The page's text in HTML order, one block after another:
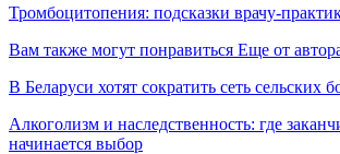
Тромбоцитопения: подсказки врачу-
Вам также могут понравиться Еще от
В Беларуси хотят сократить сеть
Алкоголизм и наследственность: где
начинается выбор